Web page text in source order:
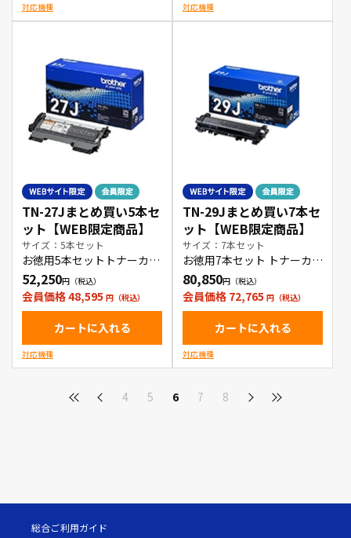
対応機種 対応機種
TN-27Jまとめ買い5本セ
ット【WEB限定商品】
サイズ：5本セット
お徳用5本セットトナーカー
トリッジ
52,250
会員価格 48,595
カートに入れる
対応機種
TN-29Jまとめ買い7本セ
ット【WEB限定商品】
サイズ：7本セット
お徳用7本セット トナーカー
トリッジ
80,850
会員価格 72,765
カートに入れる
対応機種
4 5 6 7 8
総合ご利用ガイド